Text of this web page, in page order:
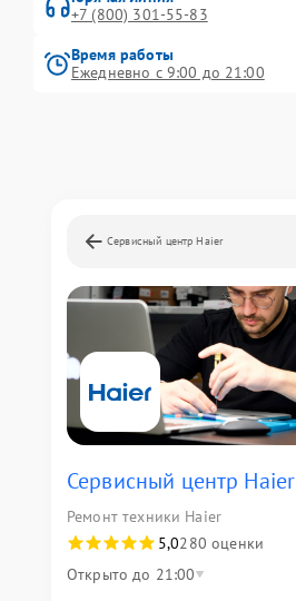
+7 (800) 301-55-83
Время работы
Ежедневно с 9:00 до 21:00
Сервисный центр Haier
Сервисный центр Haier
Ремонт техники Haier
5,0280 оценки
Открыто до 21:00